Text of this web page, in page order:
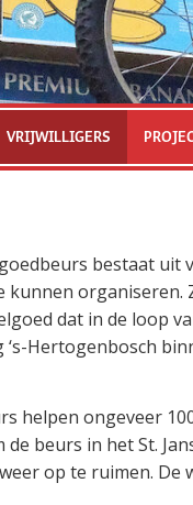
VRIJWILLIGERS
bestaat uit
kunnen
dat in de loop
Hertogenbosch
helpen ongeveer
beurs in het St.
op te ruimen.